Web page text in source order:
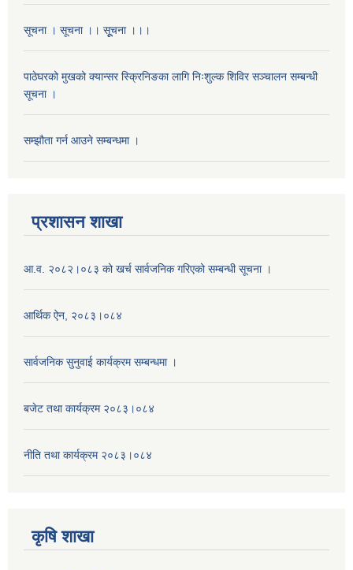
सूचना । सूचना ।। सूूचना ।।।
पाठेघरको मुखको क्यान्सर स्क्रिनिङका लागि निःशुल्क शिविर सञ्चालन सम्बन्धी
सूचना ।
सम्झौता गर्न आउने सम्बन्धमा ।
प्रशासन शाखा
आ.व. २०८२।०८३ को खर्च सार्वजनिक गरिएको सम्बन्धी सूचना ।
आर्थिक ऐन, २०८३।०८४
सार्वजनिक सुनुवाई कार्यक्रम सम्बन्धमा ।
बजेट तथा कार्यक्रम २०८३।०८४
नीति तथा कार्यक्रम २०८३।०८४
कृषि शाखा